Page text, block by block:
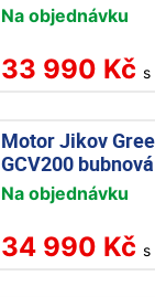
Na objednávku
33 990 Kč s
Motor Jikov
GCV200
Na objednávku
34 990 Kč s